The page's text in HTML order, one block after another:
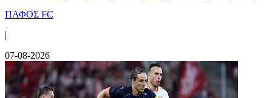
ΠΑΦΟΣ FC
|
07-08-2026